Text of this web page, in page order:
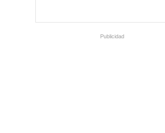
Publicidad